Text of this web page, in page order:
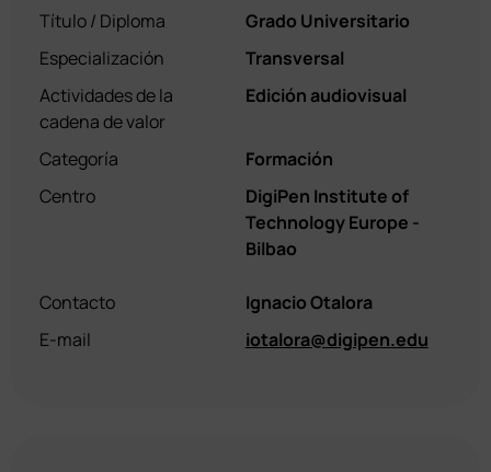
Título / Diploma
Grado Universitario
Especialización
Transversal
Actividades de la
cadena de valor
Edición audiovisual
Categoría
Formación
Centro
DigiPen Institute of
Technology Europe -
Bilbao
Contacto
Ignacio Otalora
E-mail
iotalora@digipen.edu